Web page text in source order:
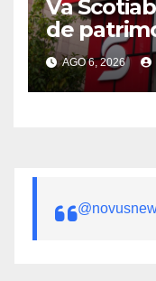
Va
de
AGO 6, 2026